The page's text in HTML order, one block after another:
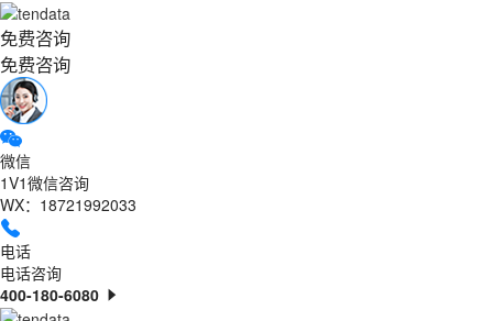
免费咨询
免费咨询
微信
1V1微信咨询
WX：18721992033
电话
电话咨询
400-180-6080